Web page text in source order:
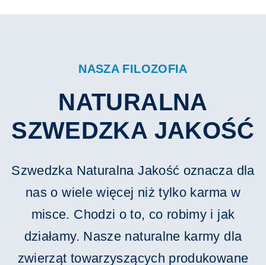
NASZA FILOZOFIA
NATURALNA
SZWEDZKA JAKOŚĆ
Szwedzka Naturalna Jakość oznacza dla
nas o wiele więcej niż tylko karma w
misce. Chodzi o to, co robimy i jak
działamy. Nasze naturalne karmy dla
zwierząt towarzyszących produkowane